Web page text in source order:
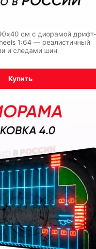
см с диорамой дрифт-
1:64 — реалистичный
и следами шин
Купить